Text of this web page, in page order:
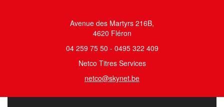
Avenue des Martyrs 216B,
4620 Fléron
04 259 75 50 - 0495 322 409
Netco Titres Services
netco@skynet.be